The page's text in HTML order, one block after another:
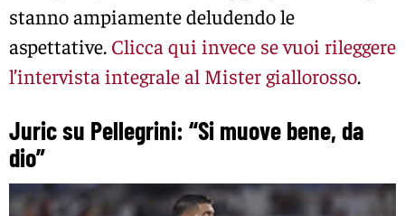
stanno ampiamente deludendo le
aspettative. Clicca qui invece se vuoi rileggere
l’intervista integrale al Mister giallorosso.
Juric su Pellegrini: “Si muove bene, da
dio”